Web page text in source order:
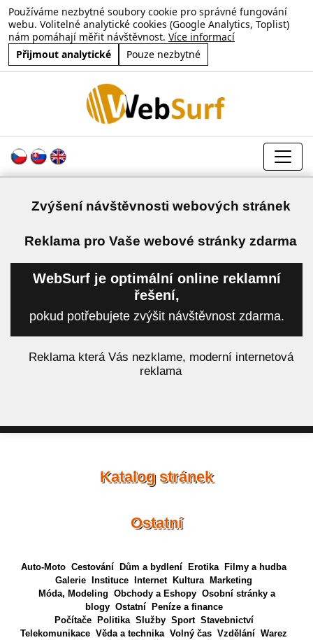
Používáme nezbytné soubory cookie pro správné fungování
webu. Volitelné analytické cookies (Google Analytics, Toplist)
nám pomáhají měřit návštěvnost. Více informací
Přijmout analytické
Pouze nezbytné
Zvýšení návštěvnosti webových stránek
Reklama pro Vaše webové stránky zdarma
WebSurf je optimální online reklamní
řešení,
pokud potřebujete zvýšit návštěvnost zdarma.
Reklama která Vás nezklame, moderní internetová
reklama
Katalog stránek
Ostatní
Auto-Moto Cestování Dům a bydlení Erotika
Filmy a hudba
Galerie
Instituce Internet Kultura
Marketing
Móda, Modeling Obchody a Eshopy Osobní stránky a
blogy Ostatní
Peníze a finance
Počítače
Politika Služby Sport Stavebnictví
Telekomunikace Věda a technika Volný čas Vzdělání Warez